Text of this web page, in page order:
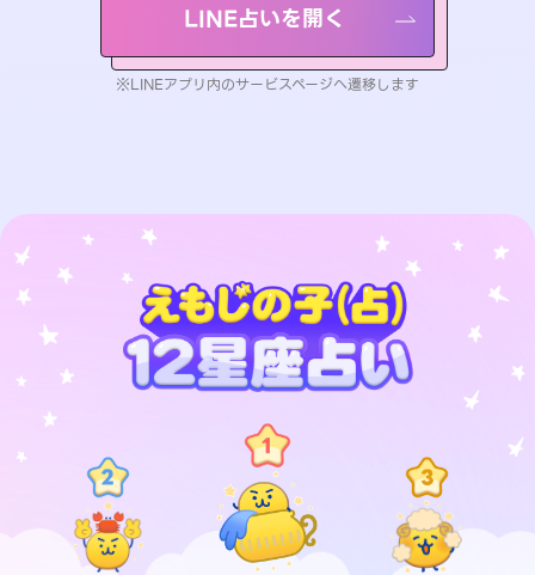
LINE占いを開く
※LINEアプリ内のサービスページへ遷移します